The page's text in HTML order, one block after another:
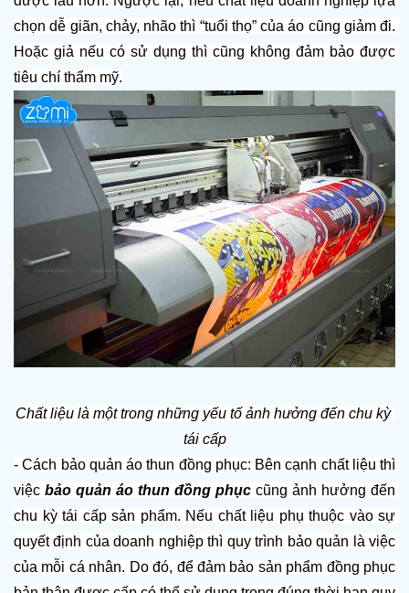
chọn dễ giãn, chảy, nhão thì “tuổi thọ” của áo cũng giảm đi.
Hoặc giả nếu có sử dụng thì cũng không đảm bảo được
tiêu chí thẩm mỹ.
Chất liệu là một trong những yếu tố ảnh hưởng đến chu kỳ
tái cấp
- Cách bảo quản áo thun đồng phục: Bên cạnh chất liệu thì
việc bảo quản áo thun đồng phục cũng ảnh hưởng đến
chu kỳ tái cấp sản phẩm. Nếu chất liệu phụ thuộc vào sự
quyết định của doanh nghiệp thì quy trình bảo quản là việc
của mỗi cá nhân. Do đó, để đảm bảo sản phẩm đồng phục